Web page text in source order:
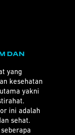
DAN
yang
kesehatan
yakni
ini adalah
sehat.